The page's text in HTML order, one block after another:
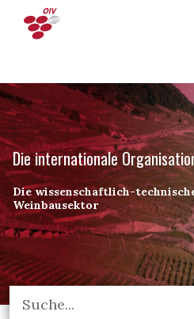
Die internationale
Die wissenschaftlich-
Weinbausektor